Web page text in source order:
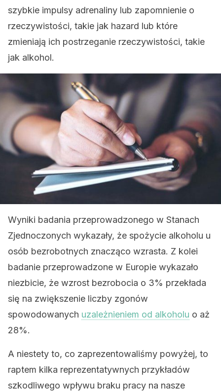
szybkie impulsy adrenaliny lub zapomnienie o
rzeczywistości, takie jak hazard lub które
zmieniają ich postrzeganie rzeczywistości, takie
jak alkohol.
Wyniki badania przeprowadzonego w Stanach
Zjednoczonych wykazały, że spożycie alkoholu u
osób bezrobotnych znacząco wzrasta. Z kolei
badanie przeprowadzone w Europie wykazało
niezbicie, że wzrost bezrobocia o 3% przekłada
się na zwiększenie liczby zgonów
spowodowanych uzależnieniem od alkoholu o aż
28%.
A niestety to, co zaprezentowaliśmy powyżej, to
raptem kilka reprezentatywnych przykładów
szkodliwego wpływu braku pracy na nasze